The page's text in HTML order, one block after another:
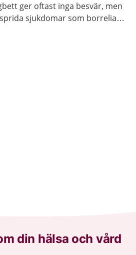
ger oftast inga besvär, men
sjukdomar som borrelia
din hälsa och vård